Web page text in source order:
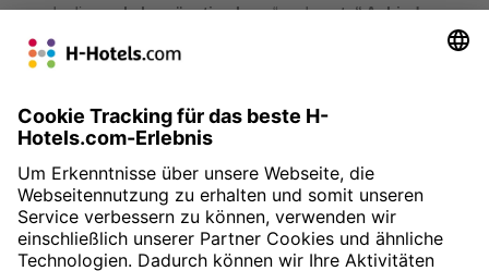
wurde die „verkehrsgünstige Lage“ und„gute“ Anbindung,
die ebenfalls vor allem für Businessreisende günstig erscheint.
Das Frühstücksbuffet wurde von vielen als „
sich die Gäste einig, sie haben auch dieses vorwiegend als
„sehr gut “ bewertet.
» Zur Buchung